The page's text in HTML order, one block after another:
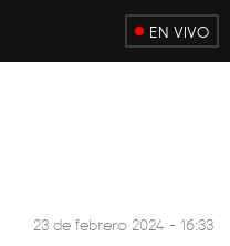
EN VIVO
23 de febrero 2024 - 16:33